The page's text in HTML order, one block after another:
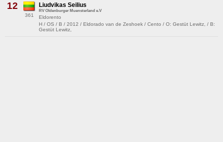
12
361
Liudvikas Seilius
RV Oldenburger Muensterland e.V
Eldorento
H / OS / B / 2012 / Eldorado van de Zeshoek / Cento / O: Gestüt Lewitz, / B:
Gestüt Lewitz,